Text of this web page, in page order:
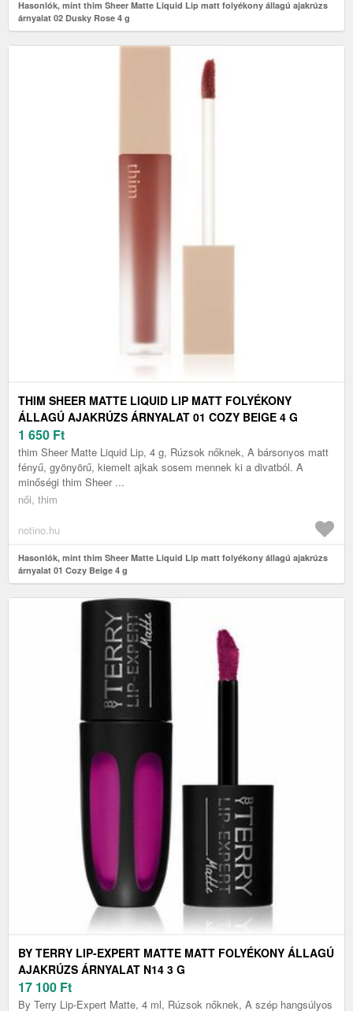
Hasonlók, mint thim Sheer Matte Liquid Lip matt folyékony állagú ajakrúzs
árnyalat 02 Dusky Rose 4 g
THIM SHEER MATTE LIQUID LIP MATT FOLYÉKONY
ÁLLAGÚ AJAKRÚZS ÁRNYALAT 01 COZY BEIGE 4 G
1 650 Ft
thim Sheer Matte Liquid Lip, 4 g, Rúzsok nőknek, A bársonyos matt
fényű, gyönyörű, kiemelt ajkak sosem mennek ki a divatból. A
minőségi thim Sheer ...
női, thim
notino.hu
Hasonlók, mint thim Sheer Matte Liquid Lip matt folyékony állagú ajakrúzs
árnyalat 01 Cozy Beige 4 g
BY TERRY LIP-EXPERT MATTE MATT FOLYÉKONY ÁLLAGÚ
AJAKRÚZS ÁRNYALAT N14 3 G
17 100 Ft
By Terry Lip-Expert Matte, 4 ml, Rúzsok nőknek, A szép hangsúlyos